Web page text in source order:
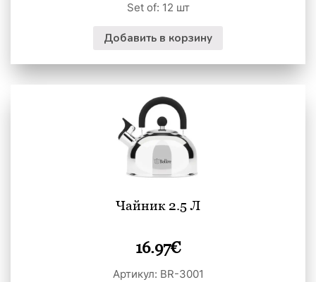
Set of: 12 шт
Добавить в корзину
Чайник 2.5 Л
16.97€
Артикул: BR-3001